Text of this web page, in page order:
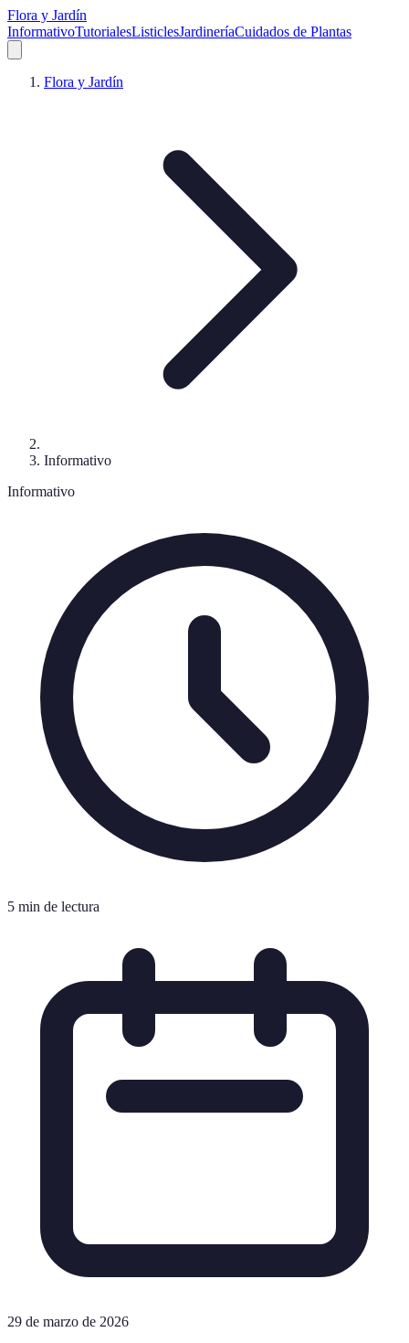
Flora y Jardín
InformativoTutorialesListiclesJardineríaCuidados de Plantas
Flora y Jardín
Informativo
Informativo
5 min de lectura
29 de marzo de 2026